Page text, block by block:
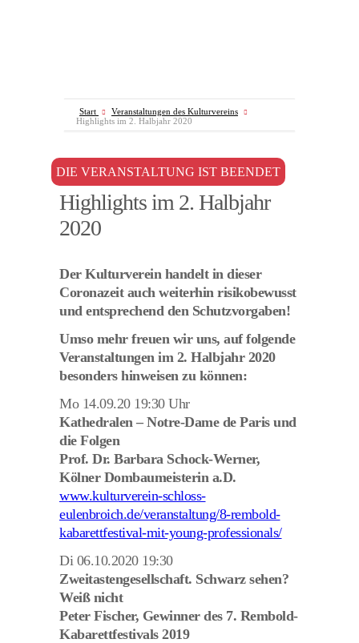
Start
Veranstaltungen des Kulturvereins
Highlights im 2. Halbjahr 2020
DIE VERANSTALTUNG IST BEENDET
Highlights im 2. Halbjahr
2020
Der Kulturverein handelt in dieser
Coronazeit auch weiterhin risikobewusst
und entsprechend den Schutzvorgaben!
Umso mehr freuen wir uns, auf folgende
Veranstaltungen im 2. Halbjahr 2020
besonders hinweisen zu können:
Mo 14.09.20 19:30 Uhr
Kathedralen – Notre-Dame de Paris und
die Folgen
Prof. Dr. Barbara Schock-Werner,
Kölner Dombaumeisterin a.D.
www.kulturverein-schloss-
eulenbroich.de/veranstaltung/8-rembold-
kabarettfestival-mit-young-professionals/
Di 06.10.2020 19:30
Zweitastengesellschaft. Schwarz sehen?
Weiß nicht
Peter Fischer, Gewinner des 7. Rembold-
Kabarettfestivals 2019